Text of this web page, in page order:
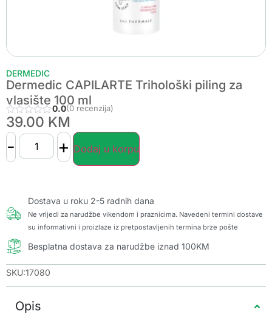
DERMEDIC
Dermedic CAPILARTE Trihološki piling za
vlasište 100 ml
0.0(0 recenzija)
39.00 KM
- + Dodaj u korpu
Dostava u roku 2-5 radnih dana
Ne vrijedi za narudžbe vikendom i praznicima. Navedeni termini dostave
su informativni i proizlaze iz pretpostavljenih termina brze pošte
Besplatna dostava za narudžbe iznad 100KM
SKU:17080
Opis